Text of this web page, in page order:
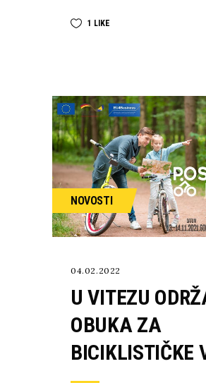
1 LIKE
NOVOSTI
04.02.2022
U VITEZU
OBUKA ZA
BICIKLISTIČKE